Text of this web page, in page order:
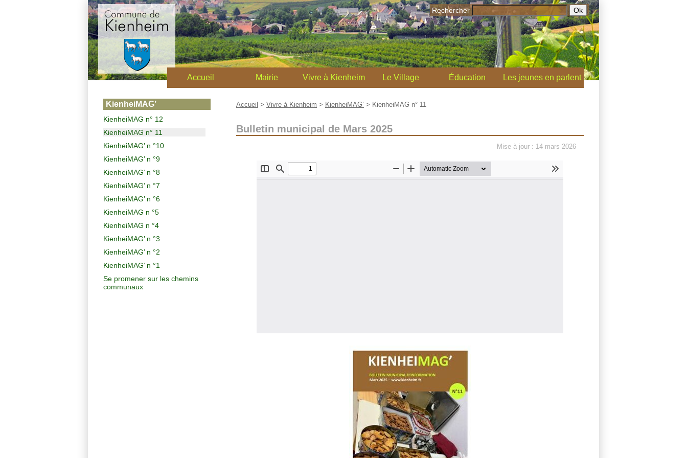
Rechercher
Accueil Mairie Vivre à Kienheim Le Village Éducation Les jeunes en parlent
KienheiMAG’
KienheiMAG n° 12
KienheiMAG n° 11
KienheiMAG’ n °10
KienheiMAG’ n °9
KienheiMAG’ n °8
KienheiMAG’ n °7
KienheiMAG’ n °6
KienheiMAG n °5
KienheiMAG n °4
KienheiMAG’ n °3
KienheiMAG’ n °2
KienheiMAG’ n °1
Se promener sur les chemins
communaux
Accueil > Vivre à Kienheim > KienheiMAG’ > KienheiMAG n° 11
Bulletin municipal de Mars 2025
Mise à jour : 14 mars 2026